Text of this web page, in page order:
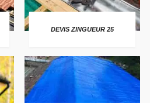
DEVIS ZINGUEUR 25